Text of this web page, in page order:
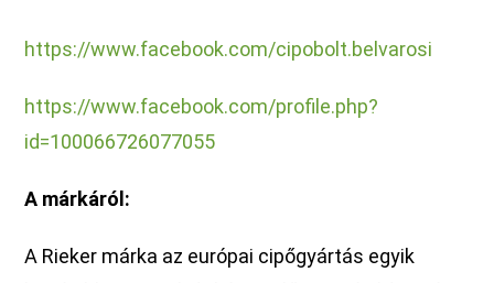
https://www.facebook.com/cipobolt.belvarosi
https://www.facebook.com/profile.php?
id=100066726077055
A márkáról:
A Rieker márka az európai cipőgyártás egyik